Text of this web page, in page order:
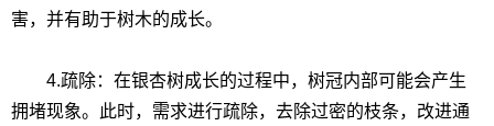
害，并有助于树木的成长。
4.疏除：在银杏树成长的过程中，树冠内部可能会产生
拥堵现象。此时，需求进行疏除，去除过密的枝条，改进通